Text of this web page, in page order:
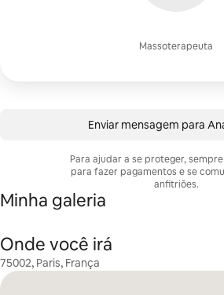
Massoterapeuta
Enviar mensagem para
Para ajudar a se proteger,
para fazer pagamentos e se
anfitriões.
Minha galeria
Onde você irá
75002, Paris, França